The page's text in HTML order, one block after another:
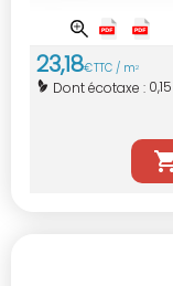
23,18€TTC / m2
Dont écotaxe : 0,15